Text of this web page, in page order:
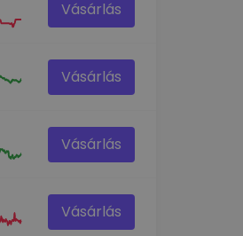
Vásárlás
Vásárlás
Vásárlás
Vásárlás